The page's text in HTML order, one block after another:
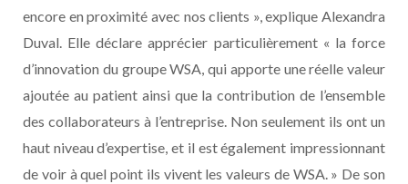
encore en proximité avec nos clients », explique Alexandra
Duval. Elle déclare apprécier particulièrement « la force
d’innovation du groupe WSA, qui apporte une réelle valeur
ajoutée au patient ainsi que la contribution de l’ensemble
des collaborateurs à l’entreprise. Non seulement ils ont un
haut niveau d’expertise, et il est également impressionnant
de voir à quel point ils vivent les valeurs de WSA. » De son